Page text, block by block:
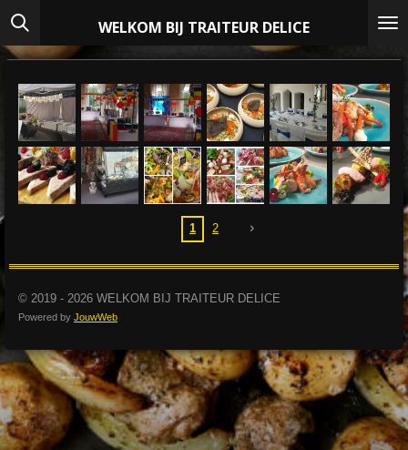
Ga
direct
naar
hoofdinhoud
WELKOM BIJ TRAITEUR DELICE
1 2
© 2019 - 2026 WELKOM BIJ TRAITEUR DELICE
Powered by JouwWeb